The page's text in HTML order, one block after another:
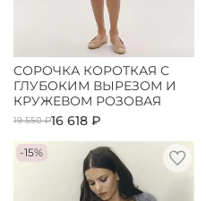
СОРОЧКА КОРОТКАЯ С
ГЛУБОКИМ ВЫРЕЗОМ И
КРУЖЕВОМ РОЗОВАЯ
19 550 ₽16 618 ₽
-15%